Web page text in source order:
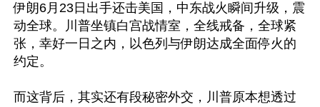
伊朗6月23日出手还击美国，中东战火瞬间升级，震
动全球。川普坐镇白宫战情室，全线戒备，全球紧
张，幸好一日之内，以色列与伊朗达成全面停火的
约定。
而这背后，其实还有段秘密外交，川普原本想透过